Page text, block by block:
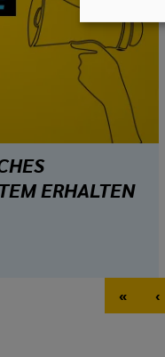
ERHALTEN
First
« ‹